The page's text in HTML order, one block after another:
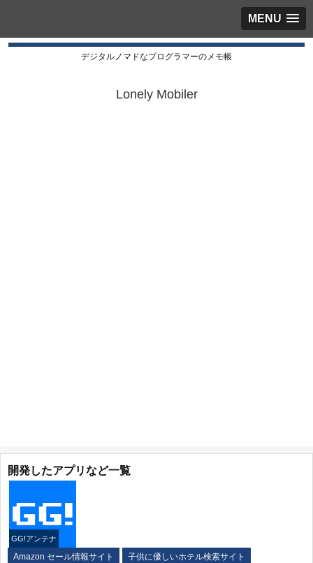
MENU
デジタルノマドなプログラマーのメモ帳
Lonely Mobiler
開発したアプリなど一覧
GG!アンテナ
Amazon セール情報サイト 子供に優しいホテル検索サイト